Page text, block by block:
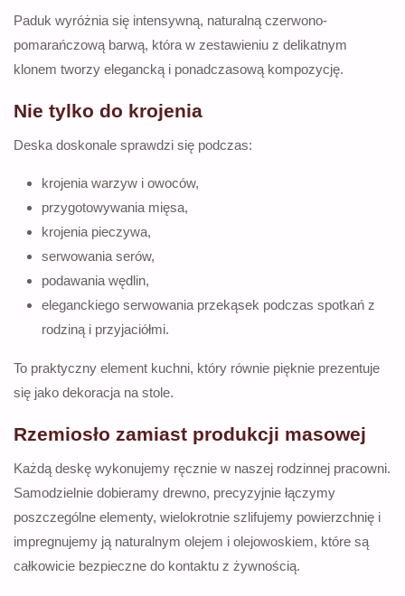
Paduk wyróżnia się intensywną, naturalną czerwono-
pomarańczową barwą, która w zestawieniu z delikatnym
klonem tworzy elegancką i ponadczasową kompozycję.
Nie tylko do krojenia
Deska doskonale sprawdzi się podczas:
krojenia warzyw i owoców,
przygotowywania mięsa,
krojenia pieczywa,
serwowania serów,
podawania wędlin,
eleganckiego serwowania przekąsek podczas spotkań z
rodziną i przyjaciółmi.
To praktyczny element kuchni, który równie pięknie prezentuje
się jako dekoracja na stole.
Rzemiosło zamiast produkcji masowej
Każdą deskę wykonujemy ręcznie w naszej rodzinnej pracowni.
Samodzielnie dobieramy drewno, precyzyjnie łączymy
poszczególne elementy, wielokrotnie szlifujemy powierzchnię i
impregnujemy ją naturalnym olejem i olejowoskiem, które są
całkowicie bezpieczne do kontaktu z żywnością.